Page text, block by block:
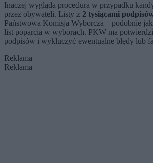
Inaczej wygląda procedura w przypadku
przez obywateli. Listy z 2 tysiącami
Państwowa Komisja Wyborcza – podobnie
list poparcia w wyborach. PKW ma
podpisów i wykluczyć ewentualne błędy lub
Reklama
Reklama